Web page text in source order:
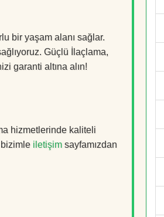
bir yaşam alanı sağlar.
Güçlü İlaçlama,
garanti altına alın!
hizmetlerinde kaliteli
iletişim sayfamızdan